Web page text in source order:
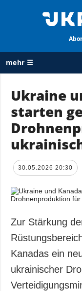
mehr ☰
ALLE
RUBRIKEN
Krieg
Wiederaufbau
der Ukraine
Politik
Wirtschaft
Gesellschaft
Kultur
Sport
Kriminalität
Notstand und
Ukraine
starten
30.05.2026 20:30
Zur Stärkung
Kanadas ein
ukrainischer